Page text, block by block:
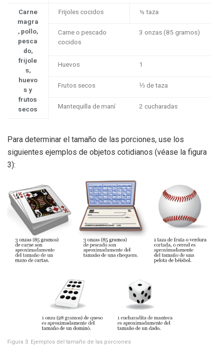
Carne
magra
, pollo,
pesca
do,
frijole
s,
huevo
s y
frutos
secos
Frijoles cocidos ½ taza
Carne o pescado
cocidos
3 onzas (85 gramos)
Huevos 1
Frutos secos ⅓ de taza
Mantequilla de maní 2 cucharadas
Para determinar el tamaño de las porciones, use los
siguientes ejemplos de objetos cotidianos (véase la figura
3):
Figura 3. Ejemplos del tamaño de las porciones